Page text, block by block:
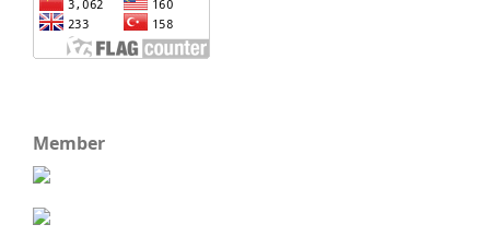
Member